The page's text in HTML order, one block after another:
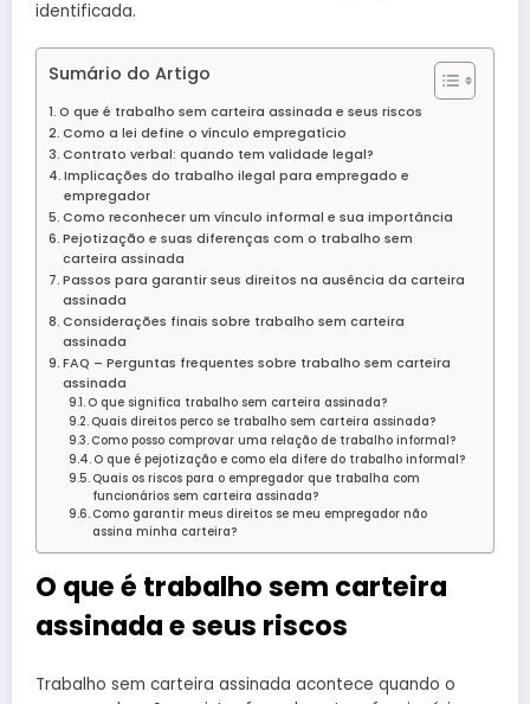
identificada.
Sumário do Artigo
O que é trabalho sem carteira assinada e seus riscos
Como a lei define o vínculo empregatício
Contrato verbal: quando tem validade legal?
Implicações do trabalho ilegal para empregado e
empregador
Como reconhecer um vínculo informal e sua importância
Pejotização e suas diferenças com o trabalho sem
carteira assinada
Passos para garantir seus direitos na ausência da carteira
assinada
Considerações finais sobre trabalho sem carteira
assinada
FAQ – Perguntas frequentes sobre trabalho sem carteira
assinada
O que significa trabalho sem carteira assinada?
Quais direitos perco se trabalho sem carteira assinada?
Como posso comprovar uma relação de trabalho informal?
O que é pejotização e como ela difere do trabalho informal?
Quais os riscos para o empregador que trabalha com
funcionários sem carteira assinada?
Como garantir meus direitos se meu empregador não
assina minha carteira?
O que é trabalho sem carteira
assinada e seus riscos
Trabalho sem carteira assinada acontece quando o